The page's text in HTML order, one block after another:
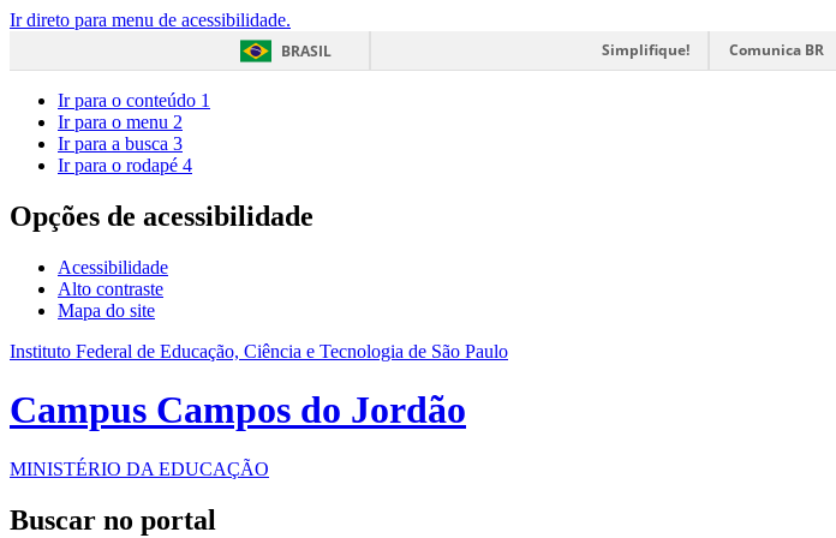
Ir direto para menu de acessibilidade.
BRASIL
Simplifique! Comunica BR
Ir para o conteúdo 1
Ir para o menu 2
Ir para a busca 3
Ir para o rodapé 4
Opções de acessibilidade
Acessibilidade
Alto contraste
Mapa do site
Instituto Federal de Educação, Ciência e Tecnologia de São Paulo
Campus Campos do Jordão
MINISTÉRIO DA EDUCAÇÃO
Buscar no portal